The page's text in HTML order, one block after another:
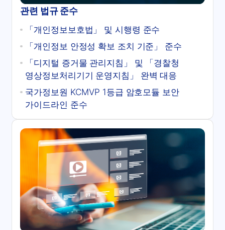
관련 법규 준수
「개인정보보호법」 및 시행령 준수
「개인정보 안정성 확보 조치 기준」 준수
「디지털 증거물 관리지침」 및 「경찰청
영상정보처리기기 운영지침」 완벽 대응
국가정보원 KCMVP 1등급 암호모듈 보안
가이드라인 준수